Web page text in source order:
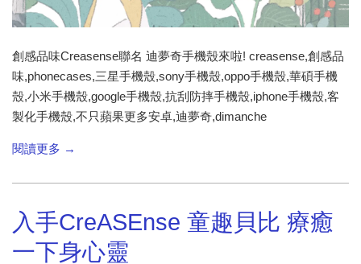
創感品味Creasense聯名 迪夢奇手機殼來啦! creasense,創感品
味,phonecases,三星手機殼,sony手機殼,oppo手機殼,華碩手機
殼,小米手機殼,google手機殼,抗刮防摔手機殼,iphone手機殼,客
製化手機殼,不只蘋果更多安卓,迪夢奇,dimanche
閱讀更多 →
入手CreASEnse 童趣貝比 療癒
一下身心靈